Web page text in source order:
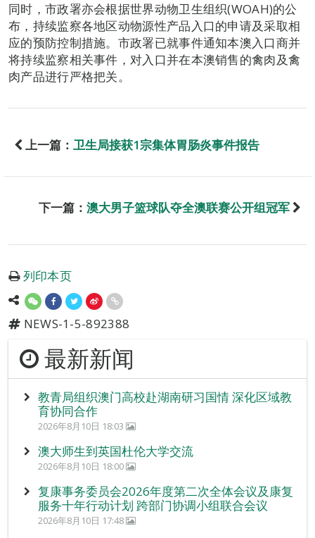
同时，市政署亦会根据世界动物卫生组织(WOAH)的公
布，持续监察各地区动物源性产品入口的申请及采取相
应的预防控制措施。市政署已就事件通知本澳入口商并
将持续监察相关事件，对入口并在本澳销售的禽肉及禽
肉产品进行严格把关。
上一篇： 卫生局接获1宗集体胃肠炎事件报告
下一篇： 澳大男子篮球队夺全澳联赛公开组冠军
列印本页
NEWS-1-5-892388
最新新闻
教青局组织澳门高校赴湖南研习国情 深化区域教
育协同合作
2026年8月10日 18:03
澳大师生到英国杜伦大学交流
2026年8月10日 18:00
复康事务委员会2026年度第二次全体会议及康复
服务十年行动计划 跨部门协调小组联合会议
2026年8月10日 17:48